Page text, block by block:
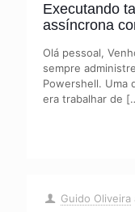
Executando
assíncrona
Olá pessoal,
sempre
Powershell. Uma
era trabalhar de
Guido Oliveira